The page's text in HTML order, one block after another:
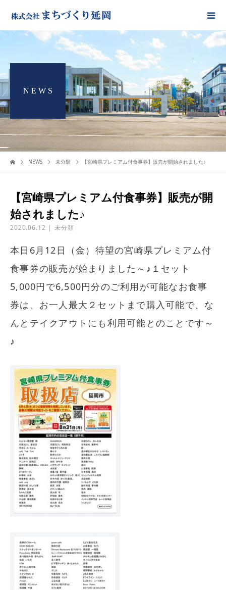
N E W S
NEWS 未分類 【宮崎県プレミアム付食事券】販売が開始されました♪
【宮崎県プレミアム付食事券】販売が開
始されました♪
2020.06.12 未分類
本日6月12日（金）待望の宮崎県プレミアム付
食事券の販売が始まりました～♪１セット
5,000円で6,500円分のご利用が可能なお食事
券は、お一人最大２セットまで購入可能で、な
んとテイクアウトにも利用可能とのことです～
♪